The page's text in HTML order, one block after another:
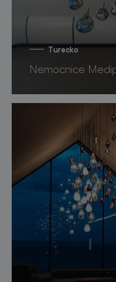
Turecko
Nemocnice